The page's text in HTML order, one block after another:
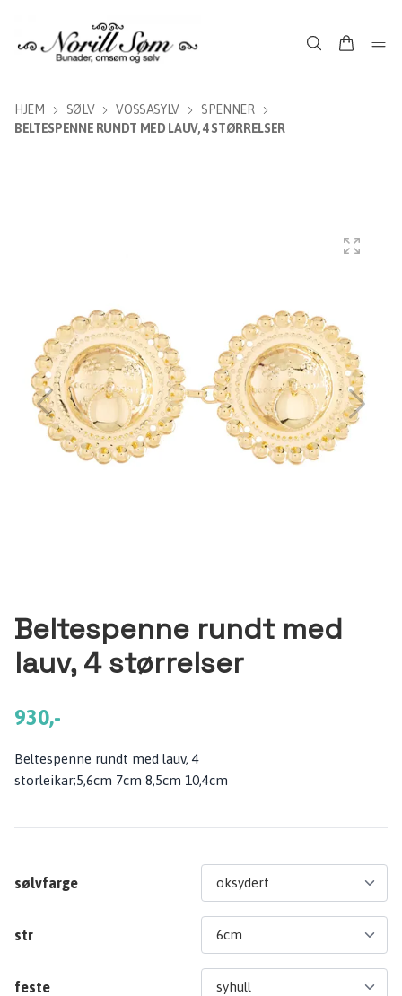
HJEM SØLV VOSSASYLV
SPENNER
BELTESPENNE RUNDT MED LAUV, 4 STØRRELSER
Beltespenne rundt med
lauv, 4 størrelser
930,-
Beltespenne rundt med lauv, 4
storleikar;5,6cm 7cm 8,5cm 10,4cm
sølvfarge
str
feste